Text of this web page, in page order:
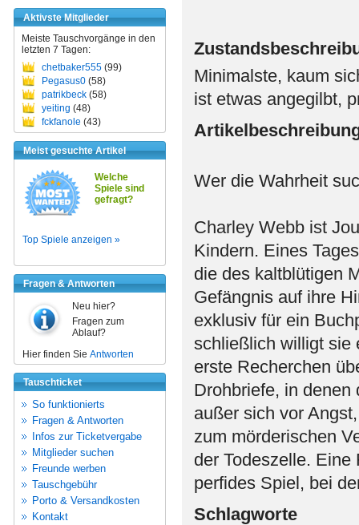
Aktivste Mitglieder
Meiste Tauschvorgänge in den
letzten 7 Tagen:
chetbaker555 (99)
Pegasus0 (58)
patrikbeck (58)
yeiting (48)
fckfanole (43)
Meist gesuchte Artikel
Welche
Spiele sind
gefragt?
Top Spiele anzeigen »
Fragen & Antworten
Neu hier?
Fragen zum
Ablauf?
Hier finden Sie Antworten
Tauschticket
So funktionierts
Fragen & Antworten
Infos zur Ticketvergabe
Mitglieder suchen
Freunde werben
Tauschgebühr
Porto & Versandkosten
Kontakt
Minimalste, kaum
ist etwas angegilbt,
Wer die Wahrheit
Charley Webb ist
Kindern. Eines
die des kaltblütigen
Gefängnis auf ihre
exklusiv für ein
schließlich willigt sie
erste Recherchen
Drohbriefe, in denen
außer sich vor
zum mörderischen
der Todeszelle.
perfides Spiel, bei
Schlagworte